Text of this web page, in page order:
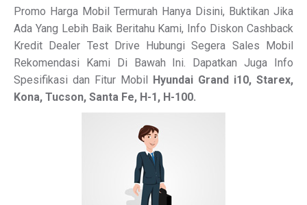
Promo Harga Mobil Termurah Hanya Disini, Buktikan Jika
Ada Yang Lebih Baik Beritahu Kami, Info Diskon Cashback
Kredit Dealer Test Drive Hubungi Segera Sales Mobil
Rekomendasi Kami Di Bawah Ini. Dapatkan Juga Info
Spesifikasi dan Fitur Mobil Hyundai Grand i10, Starex,
Kona, Tucson, Santa Fe, H-1, H-100.